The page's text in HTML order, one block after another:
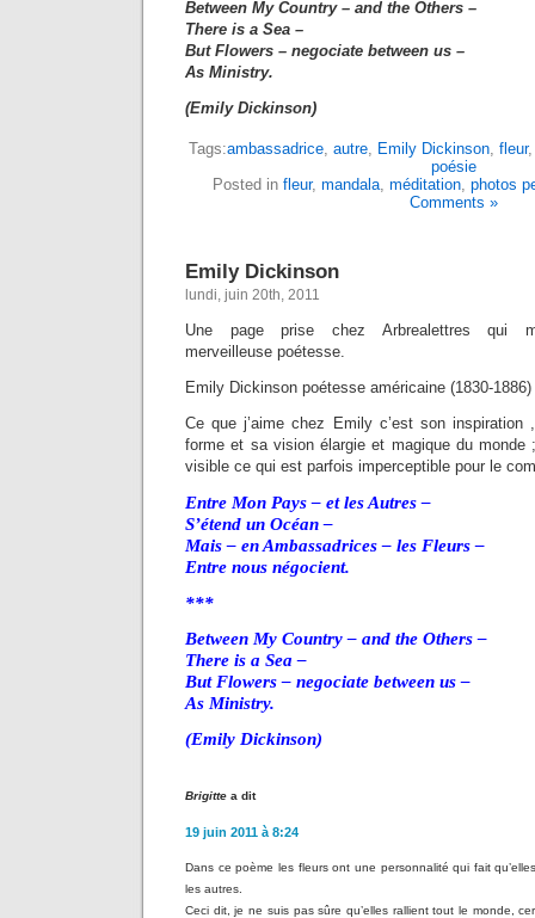
Between My Country – and the Others –
There is a Sea –
But Flowers – negociate between us –
As Ministry.
(Emily Dickinson)
Tags:ambassadrice, autre, Emily Dickinson, fleur
poésie
Posted in fleur, mandala, méditation, photos
Comments »
Emily Dickinson
lundi, juin 20th, 2011
Une page prise chez Arbrealettres qui
merveilleuse poétesse.
Emily Dickinson poétesse américaine (1830-1886)
Ce que j’aime chez Emily c’est son
forme et sa vision élargie et magique du
visible ce qui est parfois imperceptible pour le
Entre Mon Pays – et les Autres –
S’étend un Océan –
Mais – en Ambassadrices – les Fleurs –
Entre nous négocient.
***
Between My Country – and the Others –
There is a Sea –
But Flowers – negociate between us –
As Ministry.
(Emily Dickinson)
Brigitte a dit
19 juin 2011 à 8:24
Dans ce poème les fleurs ont une personnalité qui fait
les autres.
Ceci dit, je ne suis pas sûre qu’elles rallient tout le monde,